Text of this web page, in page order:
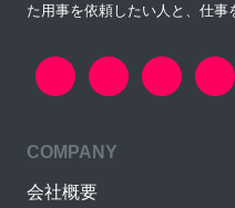
た用事を依頼したい人と、仕事
COMPANY
会社概要